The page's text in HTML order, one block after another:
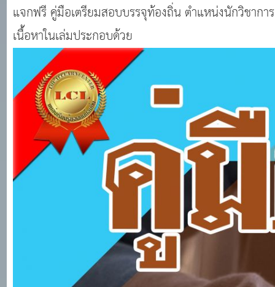
แจกฟรี คู่มือเตรียมสอบบรรจุท้องถิ่น ตำแหน่งนักวิชากา
เนื้อหาในเล่มประกอบด้วย